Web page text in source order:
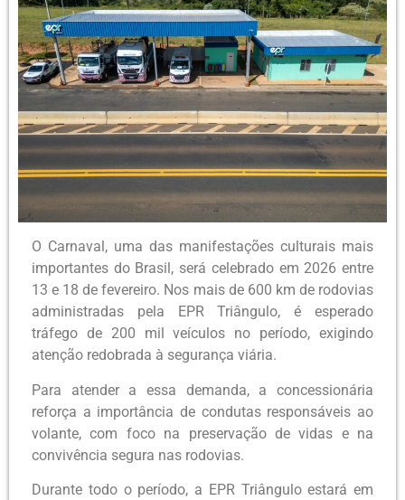
O Carnaval, uma das manifestações culturais mais
importantes do Brasil, será celebrado em 2026 entre
13 e 18 de fevereiro. Nos mais de 600 km de rodovias
administradas pela EPR Triângulo, é esperado
tráfego de 200 mil veículos no período, exigindo
atenção redobrada à segurança viária.
Para atender a essa demanda, a concessionária
reforça a importância de condutas responsáveis ao
volante, com foco na preservação de vidas e na
convivência segura nas rodovias.
Durante todo o período, a EPR Triângulo estará em